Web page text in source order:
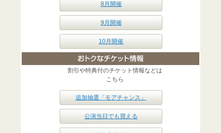
8月開催
9月開催
10月開催
割引や特典付のチケット情報などは
こちら
追加抽選「モアチャンス」
公演当日でも買える